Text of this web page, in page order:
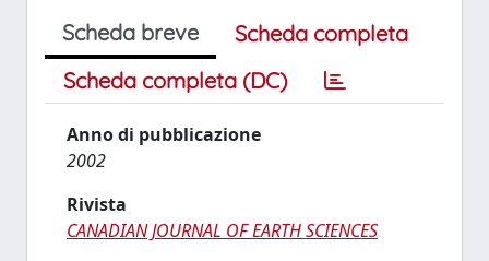
Scheda breve
Scheda completa
Scheda completa (DC)
Anno di pubblicazione
2002
Rivista
CANADIAN JOURNAL OF EARTH SCIENCES